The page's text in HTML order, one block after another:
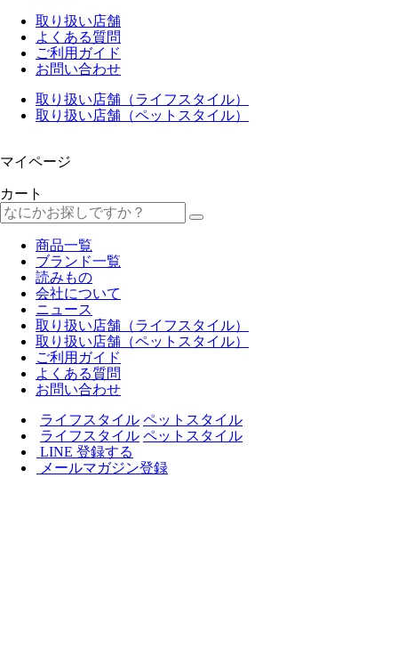
取り扱い店舗
よくある質問
ご利用ガイド
お問い合わせ
取り扱い店舗（ライフスタイル）
取り扱い店舗（ペットスタイル）
マイページ
カート
商品一覧
ブランド一覧
読みもの
会社について
ニュース
取り扱い店舗（ライフスタイル）
取り扱い店舗（ペットスタイル）
ご利用ガイド
よくある質問
お問い合わせ
ライフスタイル ペットスタイル
ライフスタイル ペットスタイル
LINE 登録する
メールマガジン登録